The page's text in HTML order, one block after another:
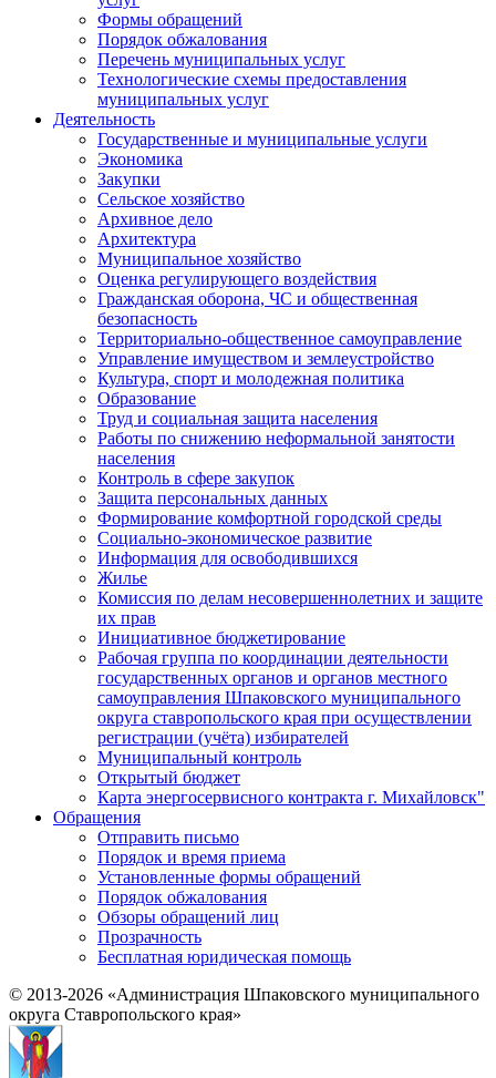
Формы обращений
Порядок обжалования
Перечень муниципальных услуг
Технологические схемы предоставления
муниципальных услуг
Деятельность
Государственные и муниципальные услуги
Экономика
Закупки
Сельское хозяйство
Архивное дело
Архитектура
Муниципальное хозяйство
Оценка регулирующего воздействия
Гражданская оборона, ЧС и общественная
безопасность
Территориально-общественное самоуправление
Управление имуществом и землеустройство
Культура, спорт и молодежная политика
Образование
Труд и социальная защита населения
Работы по снижению неформальной занятости
населения
Контроль в сфере закупок
Защита персональных данных
Формирование комфортной городской среды
Социально-экономическое развитие
Информация для освободившихся
Жилье
Комиссия по делам несовершеннолетних и защите
их прав
Инициативное бюджетирование
Рабочая группа по координации деятельности
государственных органов и органов местного
самоуправления Шпаковского муниципального
округа ставропольского края при осуществлении
регистрации (учёта) избирателей
Муниципальный контроль
Открытый бюджет
Карта энергосервисного контракта г. Михайловск"
Обращения
Отправить письмо
Порядок и время приема
Установленные формы обращений
Порядок обжалования
Обзоры обращений лиц
Прозрачность
Бесплатная юридическая помощь
© 2013-2026 «Администрация Шпаковского муниципального
округа Ставропольского края»